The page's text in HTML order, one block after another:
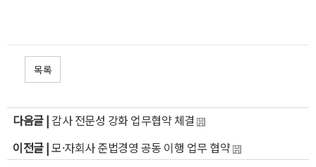
목록
다음글 | 감사 전문성 강화 업무협약 체결
이전글 |모·자회사 준법경영 공동 이행 업무 협약